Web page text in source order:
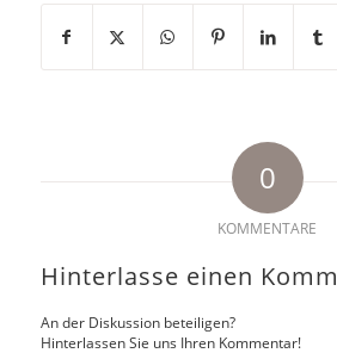
0
KOMMENTARE
Hinterlasse einen
An der Diskussion beteiligen?
Hinterlassen Sie uns Ihren Kommentar!